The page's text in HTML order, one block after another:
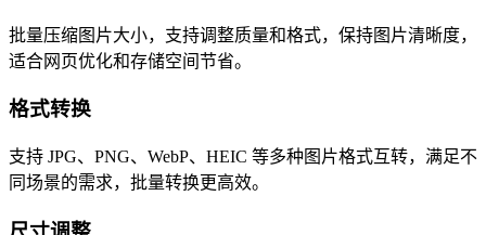
批量压缩图片大小，支持调整质量和格式，保持图片清晰度，
适合网页优化和存储空间节省。
格式转换
支持 JPG、PNG、WebP、HEIC 等多种图片格式互转，满足不
同场景的需求，批量转换更高效。